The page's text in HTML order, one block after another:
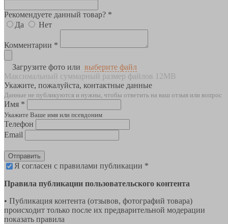
Рекомендуете данный товар? *
Да
Нет
Комментарии *
Загрузите фото или выберите файл
Максимальный суммарный размер файлов 12MB
Укажите, пожалуйста, контактные данные
Данные не публикуются и нужны, чтобы ответить на ваш отзыв или вопрос
Имя *
Укажите Ваше имя или псевдоним
Телефон
Email
Отправить
Я согласен с правилами публикации *
Правила публикации пользовательского контента
• Публикация контента (отзывов, фотографий товара)
происходит только после их предварительной модерации
показать правила